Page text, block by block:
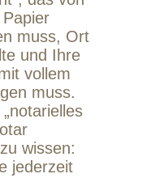
muss, Ort
und Ihre
vollem
muss.
wissen:
jederzeit